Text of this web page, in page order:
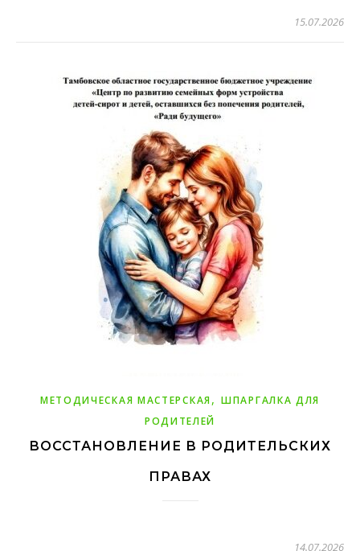
15.07.2026
МЕТОДИЧЕСКАЯ МАСТЕРСКАЯ, ШПАРГАЛКА ДЛЯ
РОДИТЕЛЕЙ
ВОССТАНОВЛЕНИЕ В РОДИТЕЛЬСКИХ
ПРАВАХ
14.07.2026